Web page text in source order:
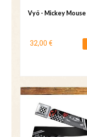
Vyö - Mickey Mouse
32,00 €